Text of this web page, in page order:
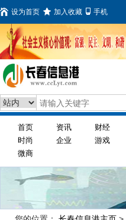
设为首页 加入收藏 手机
首页 资讯 财经
时尚
企业 游戏
微商